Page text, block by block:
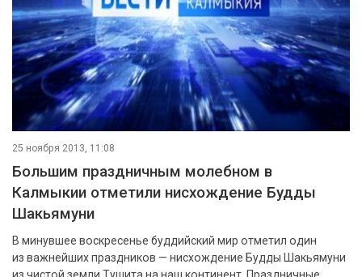
25 ноября 2013, 11:08
Большим праздничным молебном в
Калмыкии отметили нисхождение Будды
Шакьямуни
В минувшее воскресенье буддийский мир отметил один
из важнейших праздников — нисхождение Будды Шакьямуни